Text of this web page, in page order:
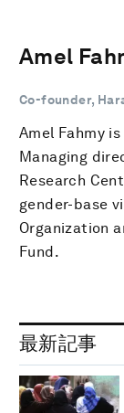
Amel
Co-founder,
Amel Fahmy
Managing
Research
gender-base
Organization
Fund.
最新記事